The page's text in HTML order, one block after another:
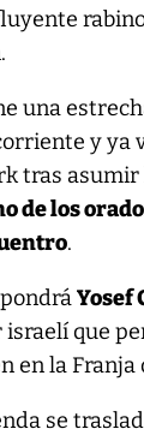
una
y ya
tras asumir
de los
.
Yosef
que
en la Franja
se